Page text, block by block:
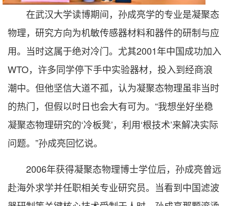
在武汉大学读博期间，孙成亮学的专业是凝聚态
物理，研究方向为机敏传感器材料和器件的研制与应
用。当时这属于绝对冷门。尤其2001年中国成功加入
WTO，许多同学停下手中实验器材，投入到经商浪
潮中。但他坚信大道不孤，认为凝聚态物理虽非当时
的热门，但假以时日也会大有可为。“我想坐好坐稳
凝聚态物理研究的‘冷板凳’，利用‘根技术’来解决实际
问题。”孙成亮回忆说。
2006年获得凝聚态物理博士学位后，孙成亮曾远
赴海外求学并任职相关专业研究员。当看到中国滤波